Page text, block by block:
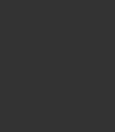
Kovács Mónika
szakembere,
kérdésével. A
egyedülálló
a Hungarostudy 2002